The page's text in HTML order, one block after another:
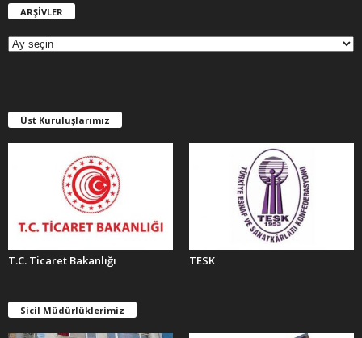
ARŞİVLER
E
R
Üst Kuruluşlarımız
T.C. Ticaret Bakanlığı TESK
Sicil Müdürlüklerimiz